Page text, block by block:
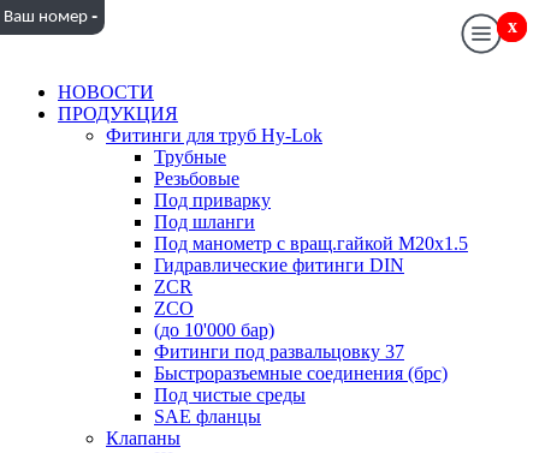
НОВОСТИ
ПРОДУКЦИЯ
Фитинги для труб Hy-Lok
Трубные
Резьбовые
Под приварку
Под шланги
Под манометр с вращ.гайкой M20x1.5
Гидравлические фитинги DIN
ZCR
ZCO
(до 10'000 бар)
Фитинги под развальцовку 37
Быстроразъемные соединения (брс)
Под чистые среды
SAE фланцы
Клапаны
x
Ваш номер - x